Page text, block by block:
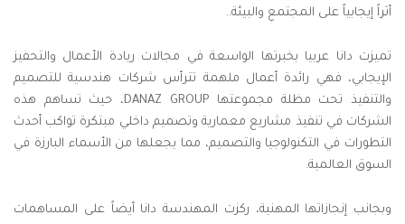
أثراً إيجابياً على المجتمع والبيئة..
تميزت دانا عربيا بخبرتها الواسعة في مجالات ريادة الأعمال والتحفيز
الإيجابي، فهي رائدة أعمال ملهمة تترأس شركات هندسية للتصميم
والتنفيذ تحت مظلة مجموعتها DANAZ GROUP، حيث
تساهم هذه
الشركات في تنفيذ مشاريع معمارية وتصميم داخلي مبتكرة تواكب أحدث
التطورات في التكنولوجيا والتصميم، مما يجعلها من الأسماء البارزة في
السوق العالمية.
وبجانب إنجازاتها المهنية، ركزت المهندسة دانا أيضاً على المساهمات